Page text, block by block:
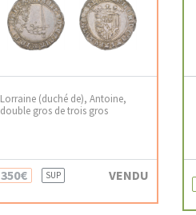
Lorraine (duché de), Antoine,
double gros de trois gros
350€ SUP VENDU